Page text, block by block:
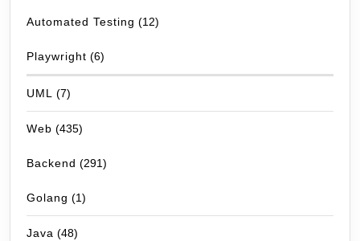
Automated Testing (12)
Playwright (6)
UML (7)
Web (435)
Backend (291)
Golang (1)
Java (48)